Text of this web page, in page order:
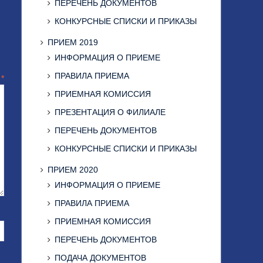
*
ПЕРЕЧЕНЬ ДОКУМЕНТОВ
КОНКУРСНЫЕ СПИСКИ И ПРИКАЗЫ
ПРИЕМ 2019
ИНФОРМАЦИЯ О ПРИЕМЕ
ПРАВИЛА ПРИЕМА
ПРИЕМНАЯ КОМИССИЯ
ПРЕЗЕНТАЦИЯ О ФИЛИАЛЕ
ПЕРЕЧЕНЬ ДОКУМЕНТОВ
КОНКУРСНЫЕ СПИСКИ И ПРИКАЗЫ
ПРИЕМ 2020
ИНФОРМАЦИЯ О ПРИЕМЕ
ПРАВИЛА ПРИЕМА
ПРИЕМНАЯ КОМИССИЯ
ПЕРЕЧЕНЬ ДОКУМЕНТОВ
ПОДАЧА ДОКУМЕНТОВ